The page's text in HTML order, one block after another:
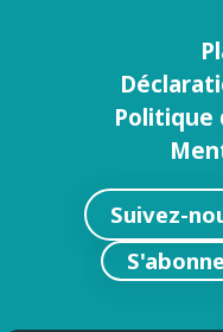
Politique
Suivez-